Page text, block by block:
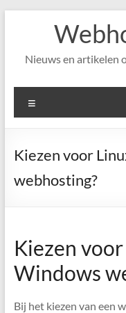
Nieuws en artikelen
Kiezen voor
webhosting?
Kiezen
Windows
Bij het kiezen van een